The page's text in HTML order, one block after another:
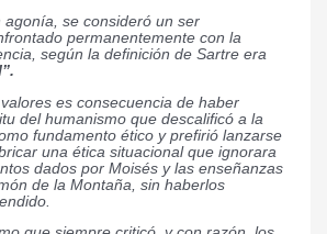
agonía, se consideró un ser
permanentemente con la
según la definición de Sartre era
es consecuencia de haber
del humanismo que descalificó a la
fundamento ético y prefirió lanzarse
una ética situacional que ignorara
dados por Moisés y las enseñanzas
de la Montaña, sin haberlos